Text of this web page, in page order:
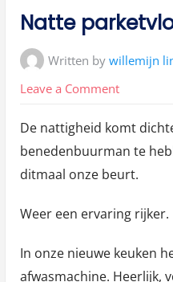
in:
Natte
Written bywillemijn
Leave a Commenton
De nattigheid komt
benedenbuurman te
ditmaal onze beurt.
Weer een ervaring rijker.
In onze nieuwe keuken
afwasmachine. Heerlijk,